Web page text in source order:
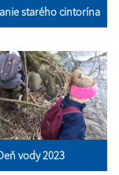
starého cintorína
vody 2023